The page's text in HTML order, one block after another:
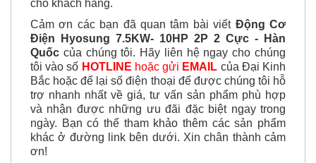
- Phương thức thanh toán linh hoạt, thuận lợi nhất
cho khách hàng.
Cảm ơn các bạn đã quan tâm bài viếtĐộng Cơ
Điện Hyosung 7.5KW- 10HP 2P 2 Cực - Hàn
Quốc của chúng tôi. Hãy liên hệ ngay cho chúng
tôi vào sốHOTLINEhoặc gửiEMAILcủa Đại Kinh
Bắc hoặc để lại số điện thoại để được chúng tôi hỗ
trợ nhanh nhất về giá, tư vấn sản phẩm phù hợp
và nhận được
những ưu đãi đặc biệt ngay trong
ngày. Bạn có thể tham khảo thêm các sản phẩm
khác ở đường link bên dưới. Xin chân thành cảm